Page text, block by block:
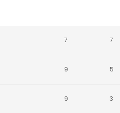
7 7
9 5
9 3